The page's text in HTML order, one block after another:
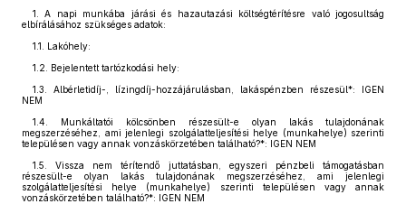
1. A napi munkába járási és hazautazási költségtérítésre való jogosultság
elbírálásához szükséges adatok:
1.1. Lakóhely:
1.2. Bejelentett tartózkodási hely:
1.3. Albérletidíj-, lízingdíj-hozzájárulásban, lakáspénzben részesül*: IGEN
NEM
1.4. Munkáltatói kölcsönben részesült-e olyan lakás tulajdonának
megszerzéséhez, ami jelenlegi szolgálatteljesítési helye (munkahelye) szerinti
településen vagy annak vonzáskörzetében található?*: IGEN NEM
1.5. Vissza nem térítendő juttatásban, egyszeri pénzbeli támogatásban
részesült-e olyan lakás tulajdonának megszerzéséhez, ami jelenlegi
szolgálatteljesítési helye (munkahelye) szerinti településen vagy annak
vonzáskörzetében található?*: IGEN NEM